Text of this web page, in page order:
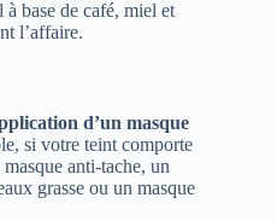
base de café, miel et
l’affaire.
d’un masque
si votre teint comporte
anti-tache, un
grasse ou un masque